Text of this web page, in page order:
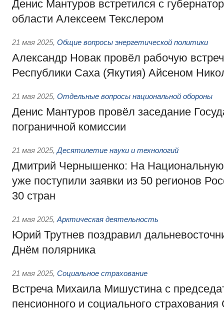
Денис Мантуров встретился с
области Алексеем Текслером
21 мая 2025, Общие вопросы энергетической политики
Александр Новак провёл рабочую
Республики Саха (Якутия) Айсеном
21 мая 2025, Отдельные вопросы национальной обороны
Денис Мантуров провёл заседание
пограничной комиссии
21 мая 2025, Десятилетие науки и технологий
Дмитрий Чернышенко: На
уже поступили заявки из 50 регионов
30 стран
21 мая 2025, Арктическая деятельность
Юрий Трутнев поздравил
Днём полярника
21 мая 2025, Социальное страхование
Встреча Михаила Мишустина с
пенсионного и социального